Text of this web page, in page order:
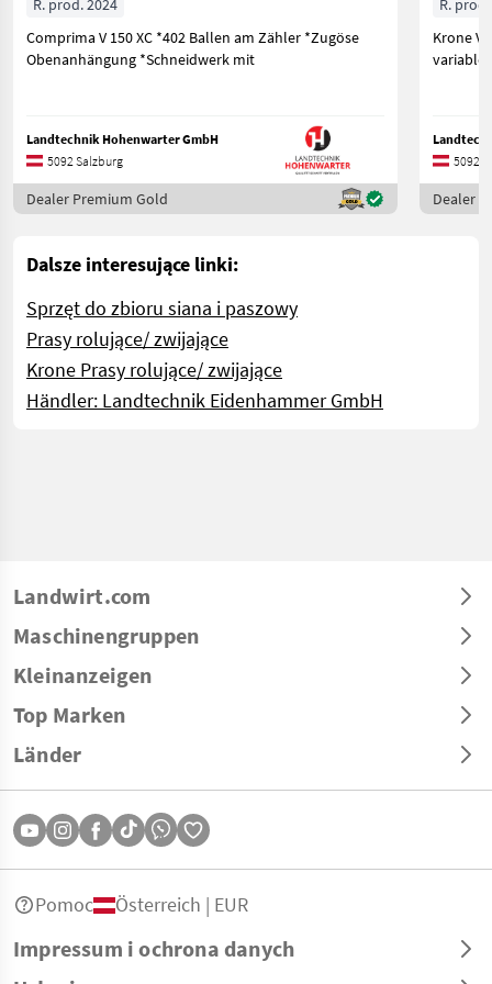
R. prod. 2024
Comprima V 150 XC *402 Ballen am Zähler *Zugöse
Obenanhängung *Schneidwerk mit
Landtechnik Hohenwarter GmbH
5092 Salzburg
Dealer Premium Gold
R.
Krone
5092
Dealer
Dalsze interesujące linki:
Sprzęt do zbioru siana i paszowy
Prasy rolujące/ zwijające
Krone Prasy rolujące/ zwijające
Händler: Landtechnik Eidenhammer GmbH
Landwirt.com
Maschinengruppen
Kleinanzeigen
Top Marken
Länder
Impressum i ochrona danych
Pomoc Österreich | EUR